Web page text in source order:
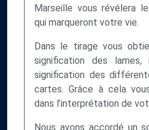
Marseille vous révélera
qui marqueront votre vie.
Dans le tirage vous
signification des lames,
signification des
cartes. Grâce à cela
dans l’interprétation de
Nous avons accordé un